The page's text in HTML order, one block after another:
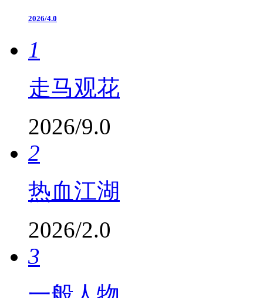
2026/4.0
1
走马观花
2026/9.0
2
热血江湖
2026/2.0
3